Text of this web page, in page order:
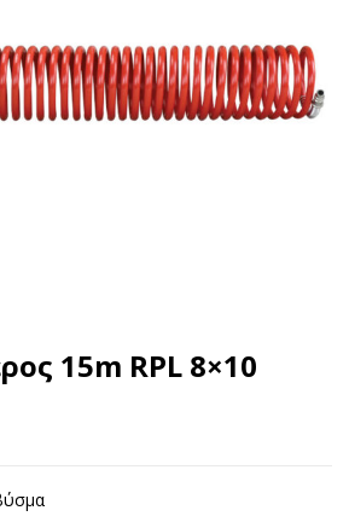
15m RPL 8×10